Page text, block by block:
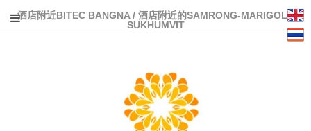
酒店附近BITEC BANGNA / 酒店附近的SAMRONG-MARIGOLD
SUKHUMVIT